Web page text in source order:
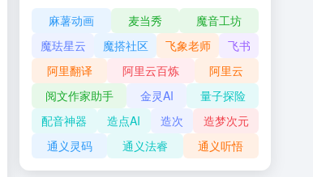
麻薯动画 麦当秀
魔音工坊
魔珐星云
魔搭社区 飞象老师
飞书
阿里翻译
阿里云百炼
阿里云
阅文作家助手
金灵AI
量子探险
配音神器
造点AI 造次
造梦次元
通义灵码
通义法睿 通义听悟